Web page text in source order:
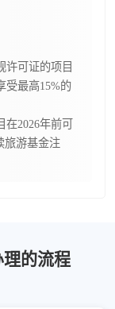
许可证的项目
受最高15%的
2026年前可
旅游基金注
的流程